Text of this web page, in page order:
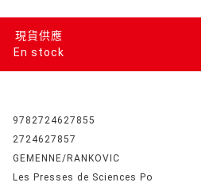
現貨供應
En stock
9782724627855
2724627857
GEMENNE/RANKOVIC
Les Presses de Sciences Po